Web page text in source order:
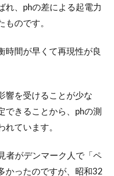
何の日でしょうか！？そうです、
ご存知のバレンタインですよね。
をご紹介します
ジは温めるだけではなく、料理に
れ、phの差による起電力
のです。
時間が早くて再現性が良
響を受けることが少な
できることから、phの測
ています。
者がデンマーク人で「ペ
かったのですが、昭和32